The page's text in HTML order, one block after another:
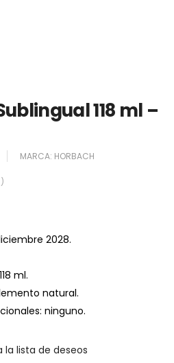
118 ml –
MARCA: HORBACH
2028.
ml.
natural.
ninguno.
la lista de deseos